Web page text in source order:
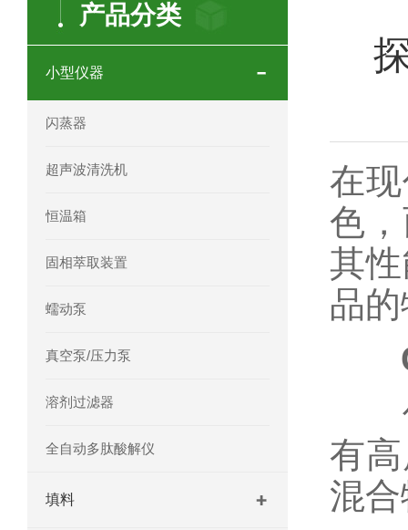
菟丝子 柠檬黄色谱柱
印度Force Scientific Aventurus色谱柱
印度Force Scientific Rubitas色谱柱
印度Force Scientific Sapphirus色谱柱
印度Force Scientific Endurus系列色谱
Phenomenex 气相色谱柱7HG-G013-11
产品分类
小型仪器
闪蒸器
超声波清洗机
恒温箱
固相萃取装置
蠕动泵
真空泵/压力泵
溶剂过滤器
全自动多肽酸解仪
填料
在
色
其
品
优
有
混